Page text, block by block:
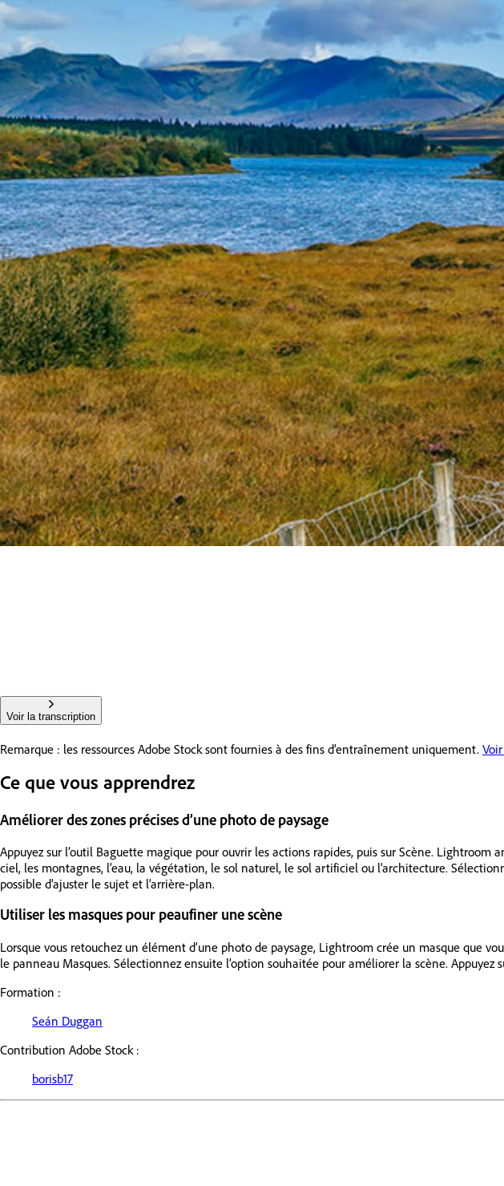
Voir la transcription
Remarque : les ressources Adobe Stock sont fournies à des fins d’entraînement uniquement.
Ce que vous apprendrez
Améliorer des zones précises d’une photo de paysage
Appuyez sur l’outil Baguette magique pour ouvrir les actions rapides, puis sur Scène.
ciel, les montagnes, l’eau, la végétation, le sol naturel, le sol artificiel ou l’architecture.
possible d’ajuster le sujet et l’arrière-plan.
Utiliser les masques pour peaufiner une scène
Lorsque vous retouchez un élément d’une photo de paysage, Lightroom crée un masque que
le panneau Masques. Sélectionnez ensuite l’option souhaitée pour améliorer la scène. Appuyez
Formation :
Seán Duggan
Contribution Adobe Stock :
borisb17